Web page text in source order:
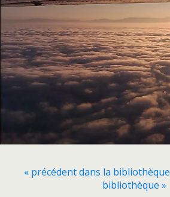
« précédent dans la bibliothèque
bibliothèque »